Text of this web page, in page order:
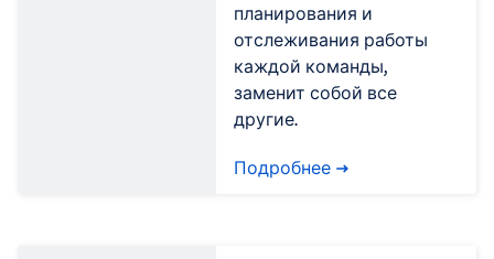
планирования и
отслеживания работы
каждой команды,
заменит собой все
другие.
Подробнее